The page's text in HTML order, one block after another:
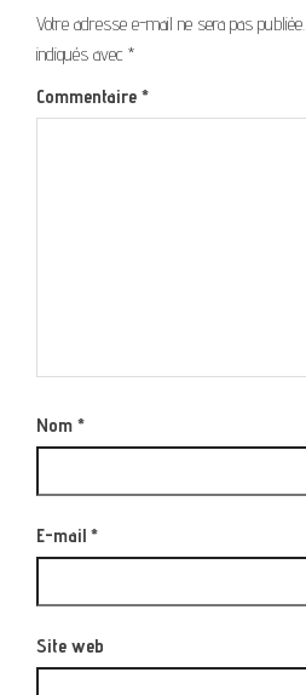
Votre adresse e-mail ne sera pas publiée.
indiqués avec *
Commentaire *
Nom *
E-mail *
Site web